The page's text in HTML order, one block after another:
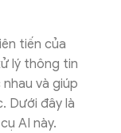
tiến của
lý thông tin
và giúp
Dưới đây là
AI này.